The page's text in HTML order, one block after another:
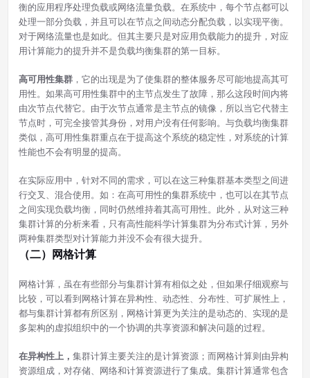
衡的应用程序处理负载或网络流量负载。在系统中，每个节点都可以
处理一部分负载，并且可以在节点之间动态分配负载，以实现平衡。
对于网络流量也是如此。但其主要只是对应用负载能力的提升，对应
用计算能力的提升并不是负载均衡集群的第一目标。
高可用性集群，它的出现是为了使集群的整体服务尽可能地提高其可
用性。如果高可用性集群中的主节点发生了故障，那么这段时间内将
由次节点代替它。由于次节点通常是主节点的镜像，所以当它代替主
节点时，可完全接管其身份，对用户没有任何影响。与负载均衡集群
类似，高可用性集群重点在于提高这个系统的稳定性，对系统的计算
性能也不会有明显的提高。
在实际应用中，针对不同的需求，可以在这三种集群基本类型之间进
行交叉、混合使用。如：在高可用性的集群系统中，也可以在其节点
之间实现负载均衡，同时仍然维持着其高可用性。此外，从对这三种
集群计算的分析来看，只有高性能科学计算集群为分布式计算，另外
两种集群类型对计算能力并没不会有很大提升。
（二）网格计算
网格计算，虽在有些部分与集群计算有相似之处，但如果仔细观察与
比较，可以看到网格计算在异构性、动态性、分布性、可扩展性上，
都与集群计算都有所区别，网格计算更为关注的是动态的、实现的是
多架构的虚拟组织中的一个协调的共享资源和解决问题的过程。
在异构性上， 集群计算主要关注的是计算资源；而网格计算则由异构
资源组成，对存储、网络和计算资源进行了集成。集群计算通常包含